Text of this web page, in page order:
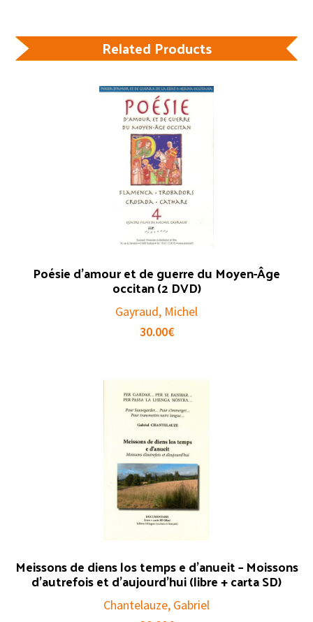
Related Products
Poésie d’amour et de guerre du Moyen-Âge
occitan (2 DVD)
Gayraud, Michel
30.00€
Meissons de diens los temps e d’anueit – Moissons
d’autrefois et d’aujourd’hui (libre + carta SD)
Chantelauze, Gabriel